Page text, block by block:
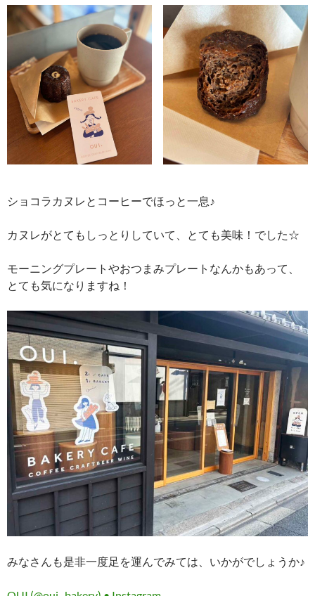
ショコラカヌレとコーヒーでほっと一息♪
カヌレがとてもしっとりしていて、とても美味！でした☆
モーニングプレートやおつまみプレートなんかもあって、
とても気になりますね！
みなさんも是非一度足を運んでみては、いかがでしょうか♪